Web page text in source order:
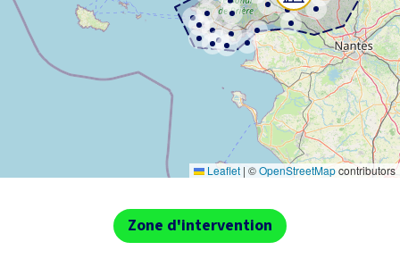
Leaflet | ©OpenStreetMapcontributors
Zone d'intervention